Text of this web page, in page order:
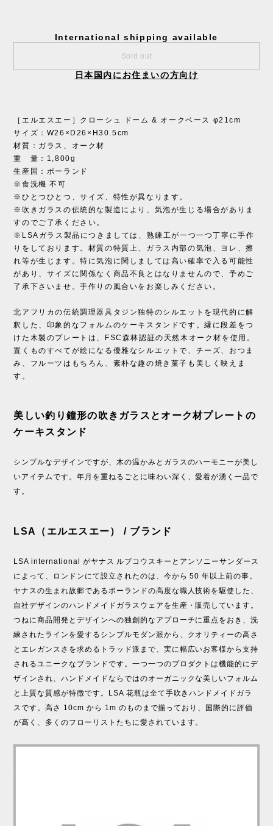
International shipping available
Sold out
日本国内にお住まいの方向け
［エルエスエー］クローシュ ドーム & オークベース φ21cm
サイズ：W26×D26×H30.5cm
材質：ガラス、オーク材
重 量：1,800g
生産国：ポーランド
※食洗機 不可
※ひとつひとつ、サイズ、特性が異なります。
※吹きガラスの伝統的な製造により、気泡が生じる場合がありま
すのでご了承ください。
※LSAガラス製品につきましては、熟練工が一つ一つ丁寧に手作
りをしております。材質の特質上、ガラス内部の気泡、ヨレ、擦
れ等が生じます。特に気泡に関しましては高い確率で入る可能性
があり、サイズに関係なく商品不良とはなりませんので、予めご
了承下さいませ。手作りの風合いをお楽しみください。
北アフリカの伝統調理器具タジン独特のシルエットを現代的に解
釈した、印象的なフォルムのケーキスタンドです。縁に段差をつ
けた木製のプレートは、FSC森林認証の天然木オーク材を使用。
置くものすべてが絵になる優雅なシルエットで、チーズ、おつま
み、フルーツはもちろん、素朴な趣の焼き菓子も美しく映えま
す。
美しい釣り鐘形の吹きガラスとオーク材プレートの
ケーキスタンド
シンプルなデザインですが、木の温かみとガラスのハーモニーが美し
いアイテムです。年月を重ねるごとに味わい深く、愛着が湧く一品で
す。
LSA（エルエスエー） / ブランド
LSA international がヤナス ルブコウスキーとアンソニーサンダース
によって、ロンドンにて設立されたのは、今から 50 年以上前の事。
ヤナスの生まれ故郷であるポーランドの高度な職人技術を駆使した、
自社デザインのハンドメイドガラスウェアを生産・販売しています。
つねに商品開発とデザインへの独創的なアプローチに重点をおき、洗
練されたラインを愛するシンプルモダン派から、クオリティーの高さ
とエレガンスさを求めるトラッド派まで、実に幅広いお客様から支持
されるユニークなブランドです。一つ一つのプロダクトは機能的にデ
ザインされ、ハンドメイドならではのオーガニックな美しいフォルム
と上質な質感が特徴です。LSA 花瓶は全て手吹きハンドメイドガラ
スです。高さ 10cm から 1m のものまで揃っており、国際的に評価
が高く、多くのフローリストたちに愛されています。